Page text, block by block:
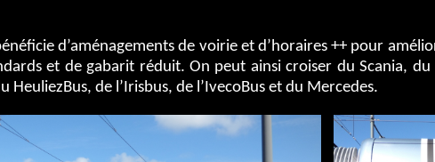
d’aménagements de voirie et d’horaires ++ pour
et de gabarit réduit. On peut ainsi croiser du Scania,
de l’Irisbus, de l’IvecoBus et du Mercedes.